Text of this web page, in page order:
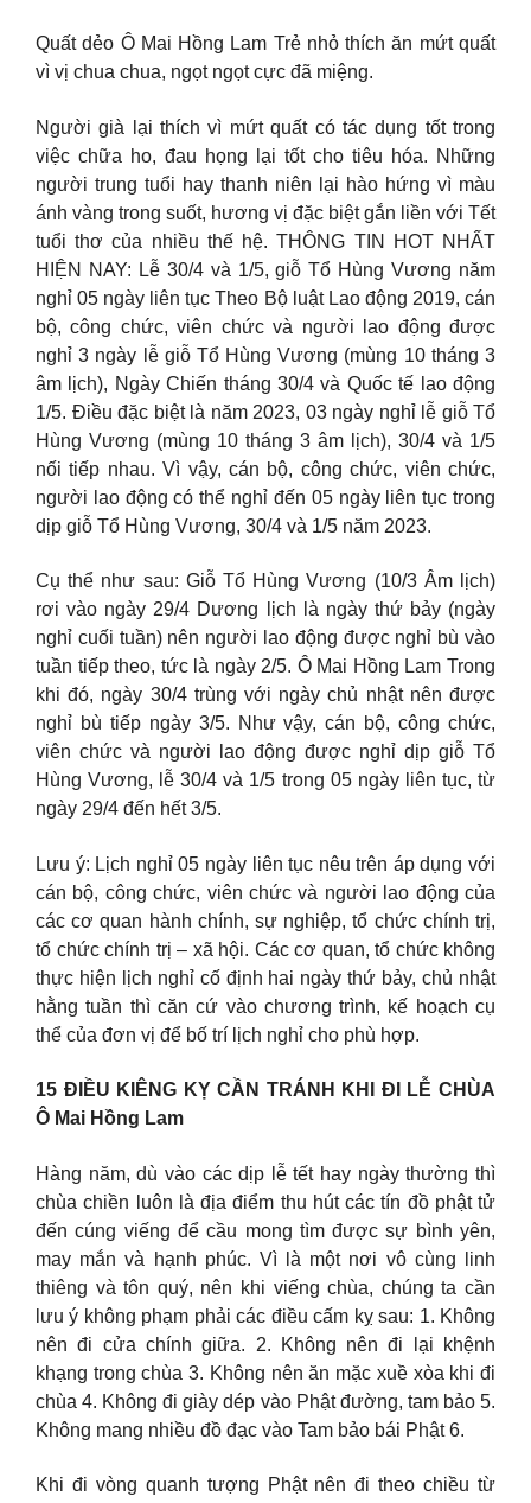
Quất dẻo Ô Mai Hồng Lam Trẻ nhỏ thích ăn mứt quất
vì vị chua chua, ngọt ngọt cực đã miệng.
Người già lại thích vì mứt quất có tác dụng tốt trong
việc chữa ho, đau họng lại tốt cho tiêu hóa. Những
người trung tuổi hay thanh niên lại hào hứng vì màu
ánh vàng trong suốt, hương vị đặc biệt gắn liền với Tết
tuổi thơ của nhiều thế hệ. THÔNG TIN HOT NHẤT
HIỆN NAY: Lễ 30/4 và 1/5, giỗ Tổ Hùng Vương năm
nghỉ 05 ngày liên tục Theo Bộ luật Lao động 2019, cán
bộ, công chức, viên chức và người lao động được
nghỉ 3 ngày lễ giỗ Tổ Hùng Vương (mùng 10 tháng 3
âm lịch), Ngày Chiến tháng 30/4 và Quốc tế lao động
1/5. Điều đặc biệt là năm 2023, 03 ngày nghỉ lễ giỗ Tổ
Hùng Vương (mùng 10 tháng 3 âm lịch), 30/4 và 1/5
nối tiếp nhau. Vì vậy, cán bộ, công chức, viên chức,
người lao động có thể nghỉ đến 05 ngày liên tục trong
dịp giỗ Tổ Hùng Vương, 30/4 và 1/5 năm 2023.
Cụ thể như sau: Giỗ Tổ Hùng Vương (10/3 Âm lịch)
rơi vào ngày 29/4 Dương lịch là ngày thứ bảy (ngày
nghỉ cuối tuần) nên người lao động được nghỉ bù vào
tuần tiếp theo, tức là ngày 2/5. Ô Mai Hồng Lam Trong
khi đó, ngày 30/4 trùng với ngày chủ nhật nên được
nghỉ bù tiếp ngày 3/5. Như vậy, cán bộ, công chức,
viên chức và người lao động được nghỉ dịp giỗ Tổ
Hùng Vương, lễ 30/4 và 1/5 trong 05 ngày liên tục, từ
ngày 29/4 đến hết 3/5.
Lưu ý: Lịch nghỉ 05 ngày liên tục nêu trên áp dụng với
cán bộ, công chức, viên chức và người lao động của
các cơ quan hành chính, sự nghiệp, tổ chức chính trị,
tổ chức chính trị – xã hội. Các cơ quan, tổ chức không
thực hiện lịch nghỉ cố định hai ngày thứ bảy, chủ nhật
hằng tuần thì căn cứ vào chương trình, kế hoạch cụ
thể của đơn vị để bố trí lịch nghỉ cho phù hợp.
15 ĐIỀU KIÊNG KỴ CẦN TRÁNH KHI ĐI LỄ CHÙA
Ô Mai Hồng Lam
Hàng năm, dù vào các dịp lễ tết hay ngày thường thì
chùa chiền luôn là địa điểm thu hút các tín đồ phật tử
đến cúng viếng để cầu mong tìm được sự bình yên,
may mắn và hạnh phúc. Vì là một nơi vô cùng linh
thiêng và tôn quý, nên khi viếng chùa, chúng ta cần
lưu ý không phạm phải các điều cấm kỵ sau: 1. Không
nên đi cửa chính giữa. 2. Không nên đi lại khệnh
khạng trong chùa 3. Không nên ăn mặc xuề xòa khi đi
chùa 4. Không đi giày dép vào Phật đường, tam bảo 5.
Không mang nhiều đồ đạc vào Tam bảo bái Phật 6.
Khi đi vòng quanh tượng Phật nên đi theo chiều từ